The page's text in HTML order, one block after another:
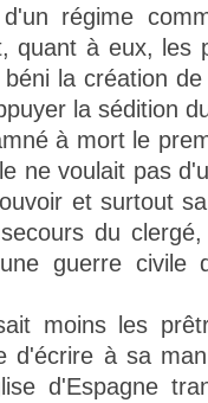
régime
quant à eux, les
la création
la sédition
à mort le
ne voulait pas
et surtout
du
guerre
moins les
d'écrire à sa
d'Espagne